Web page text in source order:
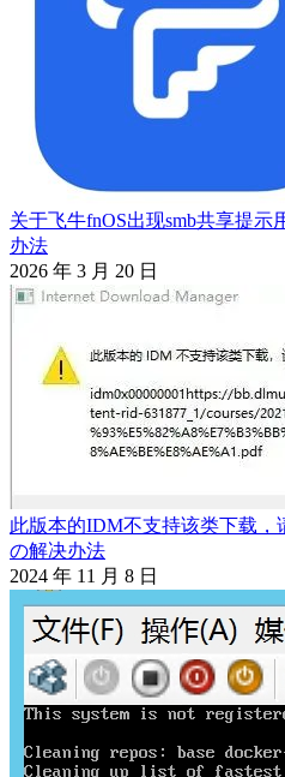
关于飞牛fnOS出现smb共享提
办法
2026 年 3 月 20 日
此版本的IDM不支持该类下载
の解决办法
2024 年 11 月 8 日